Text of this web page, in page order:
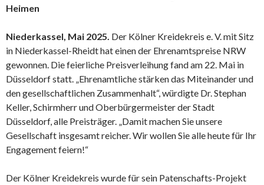
Heimen
Niederkassel, Mai 2025. Der Kölner Kreidekreis e. V. mit Sitz
in Niederkassel-Rheidt hat einen der Ehrenamtspreise NRW
gewonnen. Die feierliche Preisverleihung fand am 22. Mai in
Düsseldorf statt. „Ehrenamtliche stärken das Miteinander und
den gesellschaftlichen Zusammenhalt“, würdigte Dr. Stephan
Keller, Schirmherr und Oberbürgermeister der Stadt
Düsseldorf, alle Preisträger. „Damit machen Sie unsere
Gesellschaft insgesamt reicher. Wir wollen Sie alle heute für Ihr
Engagement feiern!“
Der Kölner Kreidekreis wurde für sein Patenschafts-Projekt